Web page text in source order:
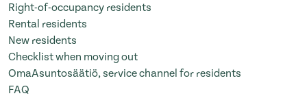
Right-of-occupancy residents
Rental residents
New residents
Checklist when moving out
OmaAsuntosäätiö, service channel for residents
FAQ